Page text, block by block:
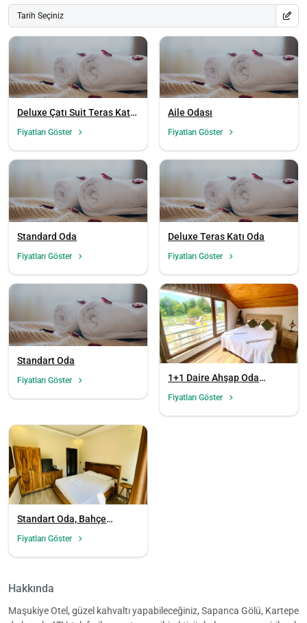
Tarih Seçiniz
Deluxe Çatı Suit Teras Katı
Fiyatları Göster
Aile Odası
Fiyatları Göster
Standard Oda
Fiyatları Göster
Deluxe Teras Katı Oda
Fiyatları Göster
Standart Oda
Fiyatları Göster
1+1 Daire Ahşap Oda
Fiyatları Göster
Standart Oda, Bahçe
Fiyatları Göster
Hakkında
Maşukiye Otel, güzel kahvaltı yapabileceğiniz, Sapanca Gölü, Kartepe